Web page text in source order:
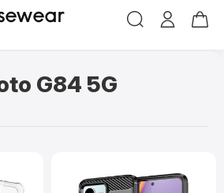
housses
G84 5G